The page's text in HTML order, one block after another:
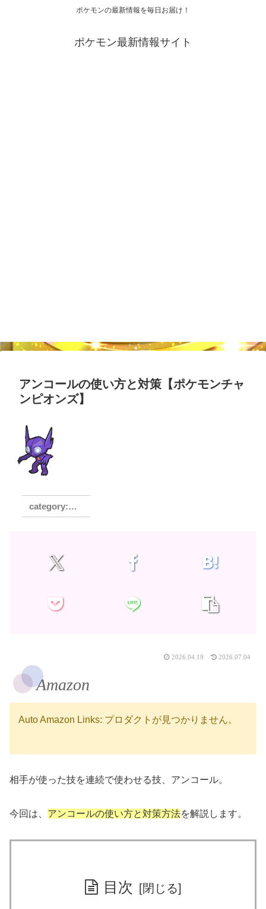
ポケモンの最新情報を毎日お届け！
ポケモン最新情報サイト
アンコールの使い方と対策【ポケモンチャ
ンピオンズ】
アンコール
2026.04.19 2026.07.04
Amazon
Auto Amazon Links: プロダクトが見つかりません。
相手が使った技を連続で使わせる技、アンコール。
今回は、 アンコールの使い方と対策方法を解説します。
目次